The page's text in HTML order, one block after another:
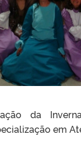
da
em